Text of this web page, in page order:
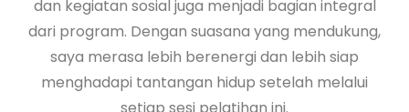
dan kegiatan sosial juga menjadi bagian integral
dari program. Dengan suasana yang mendukung,
saya merasa lebih berenergi dan lebih siap
menghadapi tantangan hidup setelah melalui